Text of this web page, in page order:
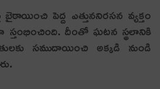
పెద్ద ఎత్తున‌నిరసన వ్యక్తం
దీంతో ఘటన స్థలానికి
సముదాయించి అక్కడి నుండి